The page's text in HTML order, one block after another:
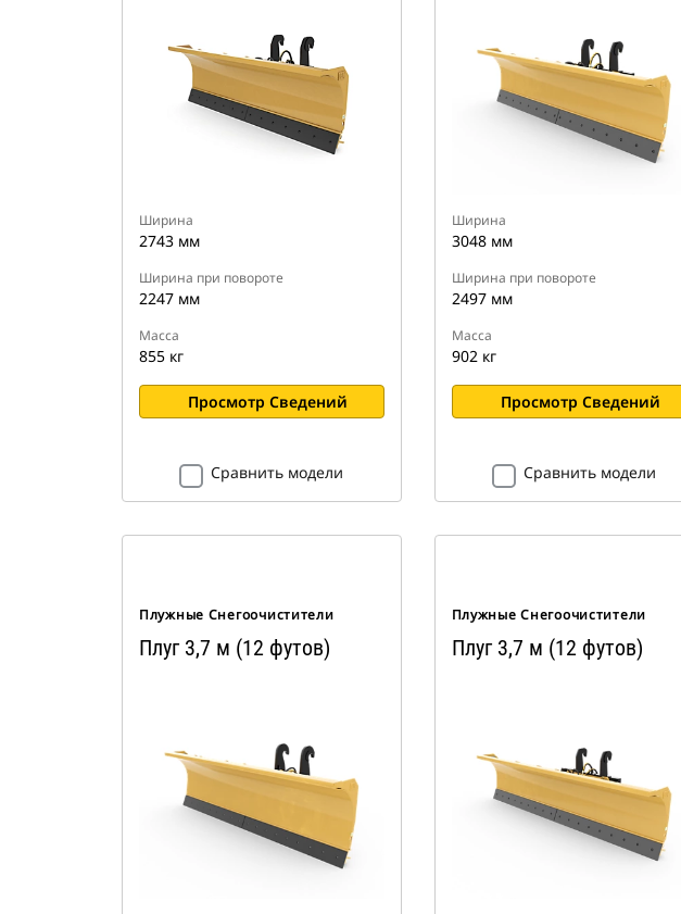
Ширина
2743 мм
Ширина при повороте
2247 мм
Масса
855 кг
Просмотр Сведений
Сравнить модели
Ширина
3048 мм
Ширина при повороте
2497 мм
Масса
902 кг
Просмотр Сведений
Сравнить модели
Плужные Снегоочистители
Плуг 3,7 м (12 футов)
Плужные Снегоочистители
Плуг 3,7 м (12 футов)